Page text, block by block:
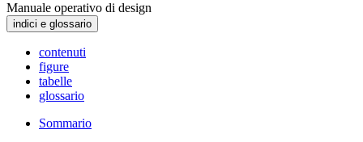
Manuale operativo di design
indici e glossario
contenuti
figure
tabelle
glossario
Sommario